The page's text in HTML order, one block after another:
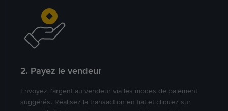
2. Payez le vendeur
Envoyez l’argent au vendeur via les modes de paiement
suggérés. Réalisez la transaction en fiat et cliquez sur